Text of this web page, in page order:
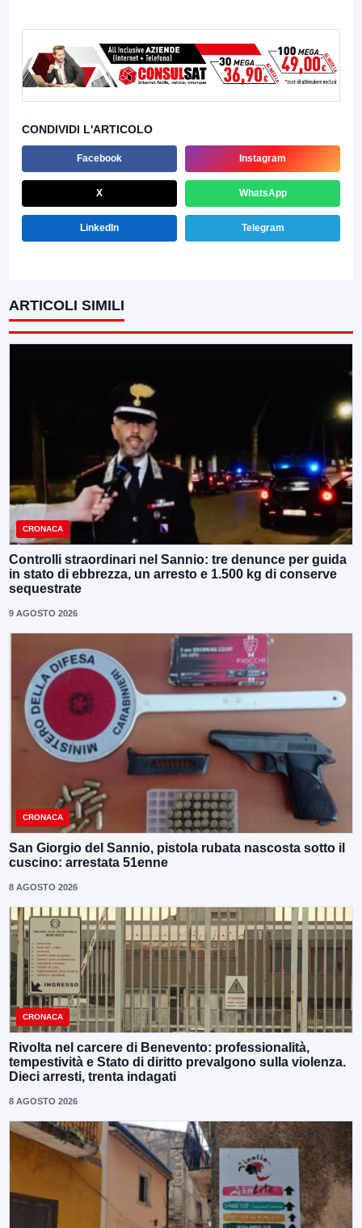
CONDIVIDI L'ARTICOLO
Facebook Instagram
X WhatsApp
LinkedIn Telegram
ARTICOLI SIMILI
CRONACA
Controlli straordinari nel Sannio: tre denunce per guida
in stato di ebbrezza, un arresto e 1.500 kg di conserve
sequestrate
9 AGOSTO 2026
CRONACA
San Giorgio del Sannio, pistola rubata nascosta sotto il
cuscino: arrestata 51enne
8 AGOSTO 2026
CRONACA
Rivolta nel carcere di Benevento: professionalità,
tempestività e Stato di diritto prevalgono sulla violenza.
Dieci arresti, trenta indagati
8 AGOSTO 2026